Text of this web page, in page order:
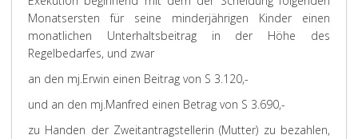
Monatsersten für seine minderjährigen Kinder einen
monatlichen Unterhaltsbeitrag in der Höhe des
Regelbedarfes, und zwar
an den mj.Erwin einen Beitrag von S 3.120,-
und an den mj.Manfred einen Betrag von S 3.690,-
zu Handen der Zweitantragstellerin (Mutter) zu bezahlen,